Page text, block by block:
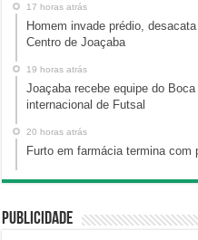
17 horas atrás
Homem invade prédio,
Centro de Joaçaba
19 horas atrás
Joaçaba recebe equipe do
internacional de Futsal
20 horas atrás
Furto em farmácia termina com
Publicidade